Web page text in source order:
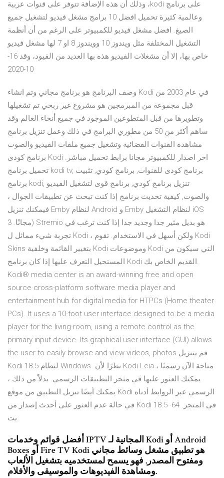
على برنامج kodi، وذلك أن هذه الإضافة تتوفر على قنوات عربية
وعالمية كثيرة تحميل افضل 10 برامج مشغل فيديو لتشغيل جميع
الصيغ. افضل مشغل فيديو للكمبيوتر على الرغم من أن أنظمة
التشغيل المختلفة مثل ويندوز 10 وويندوز 8 او 7 لها مشغل فيديو
خاص بها، إلا أن مشغلات الفيديو هذه بها العديد من القيود، وقد 16-
10-2020
وصف البرنامج هو برنامج مجاني وتم انشاء Kodi في عام 2003 من
قبل مجموعة من المبرمجين هو مشروع غير ربحي تم تشغيلها
وتطويرها من قبل المتطوعين الموجود في جميع أنحاء العالم وقد
ساهم أكثر من 50 من مطوري البرامج في ذلك وعمل تنزيل برنامج
مشاهدة القنوات الفضائية وتشغيل جميع ملفات الفيديو والصوت
برنامج كودى Kodi اخر اصدار للكمبيوتر مجانا برابط تحميل مباشر.
تحميل برنامج kodi tv, برنامج كودى للقنوات, برنامج كودي, تثبيت
برنامج kodi, تنزيل برنامج كودي, برنامج قوى لتشغيل الفيديو
والصوت, كيفية تحديث برنامج إذا كنت تبحث عن تطبيقات الجوال ،
فيمكنك تنزيل Emby لنظام Android و Emby لنظام التشغيل iOS
مجانًا. 3) Stremio هو بديل مثير جدا وجديد جدا إذا كنت ترغب في
تجربة شيء مماثل ل Kodi ، ولكن أسهل في الاستخدام. تقوم Kodi
Skins بتغيير القائمة وخلفية Kodi وموضوعات Kodi التي سيكون من
المستحيل التعرف عليها إذا كان برنامج Kodi القديم الخاص بك.
Kodi® media center is an award-winning free and open
source cross-platform software media player and
entertainment hub for digital media for HTPCs (Home theater
PCs). It uses a 10-foot user interface designed to be a media
player for the living-room, using a remote control as the
primary input device. Its graphical user interface (GUI) allows
the user to easily browse and view videos, photos قم بتنزيل
Kodi 18.5 لنظام Windows. نظرًا لأن Kodi Leia متاحة الآن رسميًا ،
يمكنك العثور عليها في متجر التطبيقات الرسمي. بدلاً من ذلك ،
يمكنك أيضًا تنزيل التطبيق من موقع Kodi الرسمي عبر الروابط أدناه
في حالة عدم العثور على أحدث إصدار من Kodi 18.5 في المتجر. 64-
بت.
أفضل قوائم وخدمات IPTV المجانية لـ Kodi أو Android
Boxes أو Fire TV Kodi هو تطبيق مشغل وسائط مجاني
ومفتوح المصدر. فهو يسمح لمستخدميه بتشغيل الألعاب
ومشاهدة الفيديوهات والموسيقى والأفلام.